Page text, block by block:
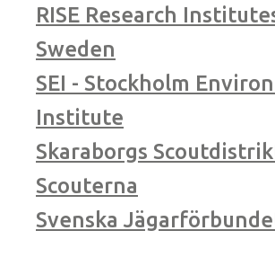
RISE Research
Sweden
SEI - Stockholm
Institute
Skaraborgs
Scouterna
Svenska